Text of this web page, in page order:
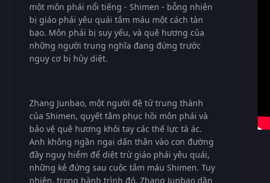
một môn phái nổi tiếng - Shimen - bỗng nhiên
bị giáo phái yêu quái tắm máu một cách tàn
bạo. Môn phái bị suy yếu, và quê hương của
những người trung nghĩa đang đứng trước
nguy cơ bị hủy diệt.
Zhang Junbao, một người đệ tử trung thành
của Shimen, quyết tâm phục hồi môn phái và
bảo vệ quê hương khỏi tay các thế lực tà ác.
Anh không ngần ngại dấn thân vào con đường
đầy nguy hiểm để diệt trừ giáo phái yêu quái,
những kẻ đứng sau cuộc tắm máu Shimen. Tuy
nhiên, trong hành trình đó, Zhang Junbao dần